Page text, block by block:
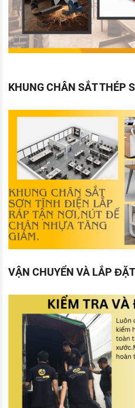
KHUNG CHÂN SẮT THÉP
VẬN CHUYỂN VÀ LẮP